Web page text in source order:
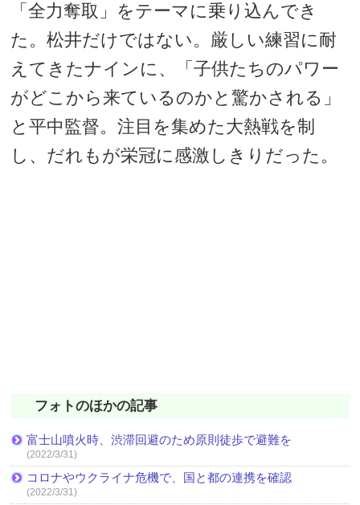
「全力奪取」をテーマに乗り込んでき
た。松井だけではない。厳しい練習に耐
えてきたナインに、「子供たちのパワー
がどこから来ているのかと驚かされる」
と平中監督。注目を集めた大熱戦を制
し、だれもが栄冠に感激しきりだった。
フォトのほかの記事
富士山噴火時、渋滞回避のため原則徒歩で避難を
(2022/3/31)
コロナやウクライナ危機で、国と都の連携を確認
(2022/3/31)